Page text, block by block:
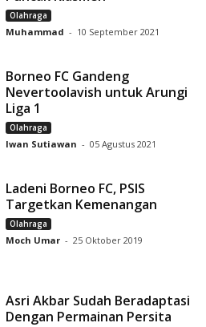
Olahraga
Muhammad - 10 September 2021
Borneo FC Gandeng
Nevertoolavish untuk Arungi
Liga 1
Olahraga
Iwan Sutiawan - 05 Agustus 2021
Ladeni Borneo FC, PSIS
Targetkan Kemenangan
Olahraga
Moch Umar - 25 Oktober 2019
Asri Akbar Sudah Beradaptasi
Dengan Permainan Persita